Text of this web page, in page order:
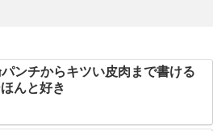
パンチからキツい皮肉まで書ける
んと好き